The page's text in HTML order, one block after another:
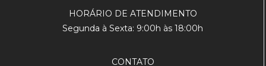
HORÁRIO DE ATENDIMENTO
Segunda à Sexta: 9:00h às 18:00h
CONTATO